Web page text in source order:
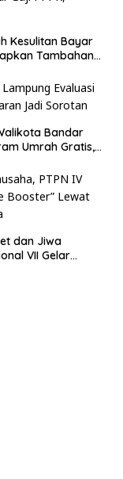
Kesulitan Bayar
Tambahan
Bandar
Umrah Gratis,
dan Jiwa
VII Gelar